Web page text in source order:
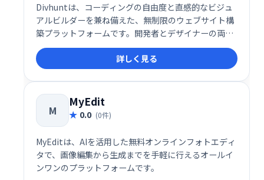
Divhuntは、コーディングの自由度と直感的なビジュ
アルビルダーを兼ね備えた、無制限のウェブサイト構
築プラットフォームです。開発者とデザイナーの両方
に対応し、コード不要のドラッグ＆ドロップ操作と、
カスタムコードの統合を柔軟に組み合わせることがで
きます。SEO最適化、CMS、REST API、プラグイン、
ローカライゼーション、カスタムファイル管理など、
包括的な機能を備えており、個人ユーザーからエンタ
ープライズまで対応可能な多機能なサイト構築環境を
提供します。
詳しく見る
M
MyEdit
0.0 (0件)
MyEditは、AIを活用した無料オンラインフォトエディ
タで、画像編集から生成までを手軽に行えるオールイ
ンワンのプラットフォームです。